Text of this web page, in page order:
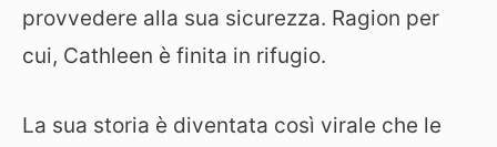
provvedere alla sua sicurezza. Ragion per
cui, Cathleen è finita in rifugio.
La sua storia è diventata così virale che le